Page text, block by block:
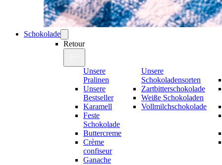
Schokolade
Retour
Unsere
Pralinen
Unsere
Bestseller
Karamell
Feste
Schokolade
Buttercreme
Crème
confiseur
Ganache
Unsere
Schokoladensorten
Zartbitterschokolade
Weiße Schokoladen
Vollmilchschokolade